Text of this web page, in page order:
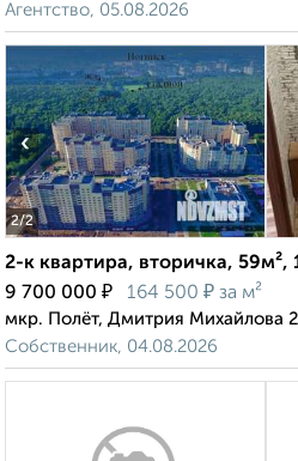
Агентство, 05.08.2026
2/2
‹
2-к квартира, вторичка, 59м²,
9 700 000 ₽ 164 500 ₽ за м²
мкр. Полёт, Дмитрия Михайлова 2
Собственник, 04.08.2026